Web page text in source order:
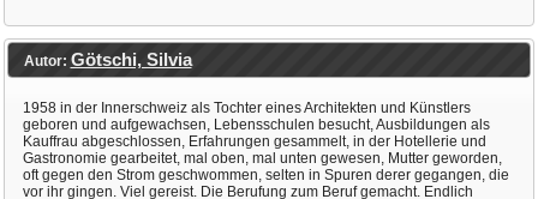
Autor: Götschi, Silvia
1958 in der Innerschweiz als Tochter eines Architekten und Künstlers
geboren und aufgewachsen, Lebensschulen besucht, Ausbildungen als
Kauffrau abgeschlossen, Erfahrungen gesammelt, in der Hotellerie und
Gastronomie gearbeitet, mal oben, mal unten gewesen, Mutter geworden,
oft gegen den Strom geschwommen, selten in Spuren derer gegangen, die
vor ihr gingen. Viel gereist. Die Berufung zum Beruf gemacht. Endlich